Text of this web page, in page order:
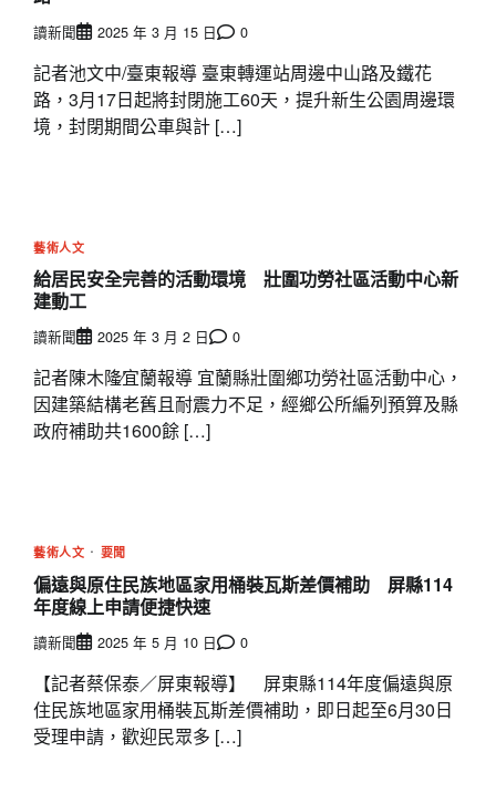
讀新聞 2025 年 3 月 15 日 0
記者池文中/臺東報導 臺東轉運站周邊中山路及鐵花
路，3月17日起將封閉施工60天，提升新生公園周邊環
境，封閉期間公車與計 […]
藝術人文
給居民安全完善的活動環境 壯圍功勞社區活動中心新
建動工
讀新聞 2025 年 3 月 2 日 0
記者陳木隆∕宜蘭報導 宜蘭縣壯圍鄉功勞社區活動中心，
因建築結構老舊且耐震力不足，經鄉公所編列預算及縣
政府補助共1600餘 […]
藝術人文 要聞
偏遠與原住民族地區家用桶裝瓦斯差價補助 屏縣114
年度線上申請便捷快速
讀新聞 2025 年 5 月 10 日 0
【記者蔡保泰／屏東報導】 屏東縣114年度偏遠與原
住民族地區家用桶裝瓦斯差價補助，即日起至6月30日
受理申請，歡迎民眾多 […]